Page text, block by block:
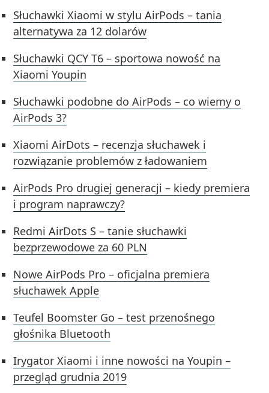
Słuchawki Xiaomi w stylu AirPods – tania
alternatywa za 12 dolarów
Słuchawki QCY T6 – sportowa nowość na
Xiaomi Youpin
Słuchawki podobne do AirPods – co wiemy o
AirPods 3?
Xiaomi AirDots – recenzja słuchawek i
rozwiązanie problemów z ładowaniem
AirPods Pro drugiej generacji – kiedy premiera
i program naprawczy?
Redmi AirDots S – tanie słuchawki
bezprzewodowe za 60 PLN
Nowe AirPods Pro – oficjalna premiera
słuchawek Apple
Teufel Boomster Go – test przenośnego
głośnika Bluetooth
Irygator Xiaomi i inne nowości na Youpin –
przegląd grudnia 2019